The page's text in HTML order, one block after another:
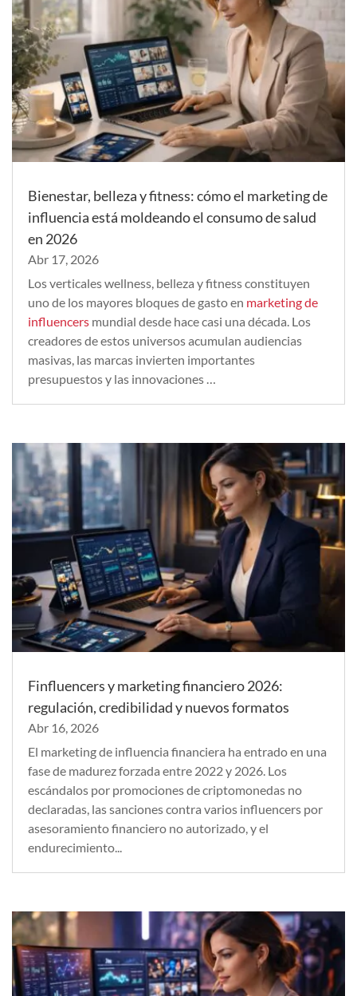
Bienestar, belleza y fitness: cómo el marketing de
influencia está moldeando el consumo de salud
en 2026
Abr 17, 2026
Los verticales wellness, belleza y fitness constituyen
uno de los mayores bloques de gasto en marketing de
influencers mundial desde hace casi una década. Los
creadores de estos universos acumulan audiencias
masivas, las marcas invierten importantes
presupuestos y las innovaciones …
Finfluencers y marketing financiero 2026:
regulación, credibilidad y nuevos formatos
Abr 16, 2026
El marketing de influencia financiera ha entrado en una
fase de madurez forzada entre 2022 y 2026. Los
escándalos por promociones de criptomonedas no
declaradas, las sanciones contra varios influencers por
asesoramiento financiero no autorizado, y el
endurecimiento...